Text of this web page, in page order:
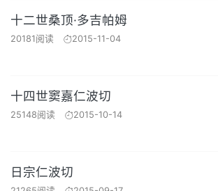
十二世桑顶·多吉帕姆
20181阅读 2015-11-04
十四世窦嘉仁波切
25148阅读 2015-10-14
日宗仁波切